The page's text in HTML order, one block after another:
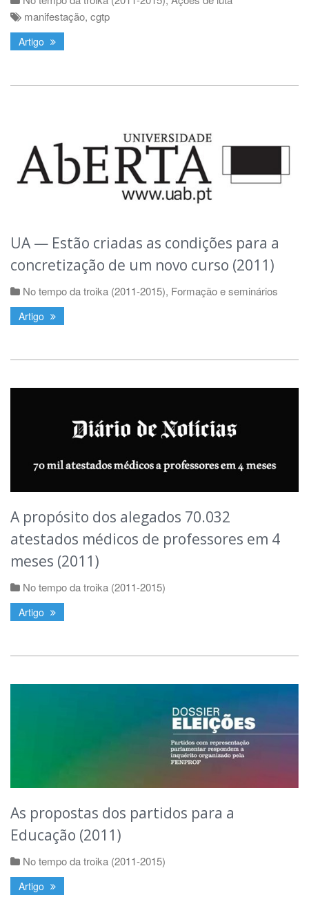
manifestação, cgtp
Artigo
UA — Estão criadas as condições para a
concretização de um novo curso (2011)
No tempo da troika (2011-2015), Formação e seminários
Artigo
A propósito dos alegados 70.032
atestados médicos de professores em 4
meses (2011)
No tempo da troika (2011-2015)
Artigo
As propostas dos partidos para a
Educação (2011)
No tempo da troika (2011-2015)
Artigo